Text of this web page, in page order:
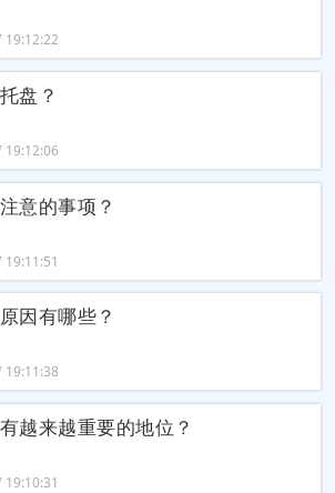
19:12:22
盘？
19:12:06
意的事项？
因有哪些？
19:11:38
越来越重要的地位？